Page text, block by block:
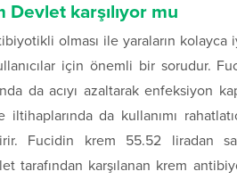
Devlet karşılıyor mu
olması ile yaraların kolayca
için önemli bir sorudur.
da acıyı azaltarak enfeksiyon
iltihaplarında da kullanımı
Fucidin krem 55.52 liradan
tarafından karşılanan krem